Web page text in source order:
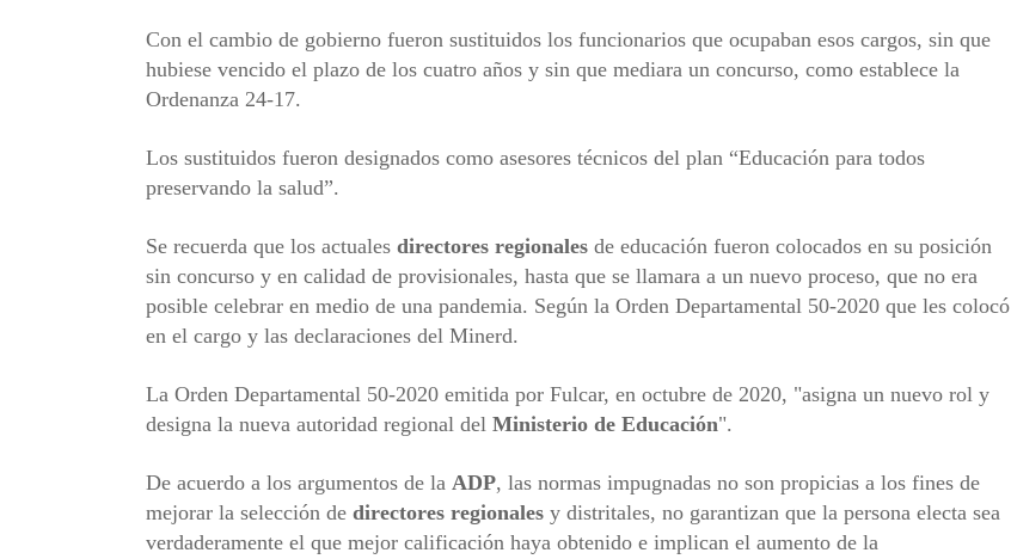
Con el cambio de gobierno fueron sustituidos los funcionarios que ocupaban esos cargos, sin que
hubiese vencido el plazo de los cuatro años y sin que mediara un concurso, como establece la
Ordenanza 24-17.
Los sustituidos fueron designados como asesores técnicos del plan “Educación para todos
preservando la salud”.
Se recuerda que los actuales directores regionales de educación fueron colocados en su posición
sin concurso y en calidad de provisionales, hasta que se llamara a un nuevo proceso, que no era
posible celebrar en medio de una pandemia. Según la Orden Departamental 50-2020 que les colocó
en el cargo y las declaraciones del Minerd.
La Orden Departamental 50-2020 emitida por Fulcar, en octubre de 2020, "asigna un nuevo rol y
designa la nueva autoridad regional del Ministerio de Educación".
De acuerdo a los argumentos de la ADP, las normas impugnadas no son propicias a los fines de
mejorar la selección de directores regionales y distritales, no garantizan que la persona electa sea
verdaderamente el que mejor calificación haya obtenido e implican el aumento de la